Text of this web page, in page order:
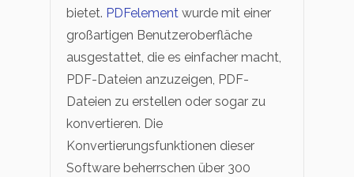
bietet. PDFelement wurde mit einer
großartigen Benutzeroberfläche
ausgestattet, die es einfacher macht,
PDF-Dateien anzuzeigen, PDF-
Dateien zu erstellen oder sogar zu
konvertieren. Die
Konvertierungsfunktionen dieser
Software beherrschen über 300